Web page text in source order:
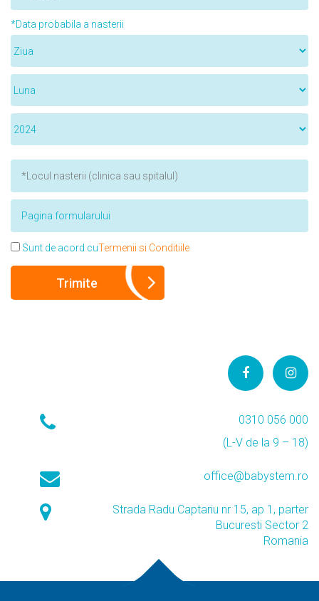
*Data probabila a nasterii
Sunt de acord cuTermenii si Conditiile
0310 056 000
(L-V de la 9 – 18)
office@babystem.ro
Strada Radu Captariu nr 15, ap 1, parter
Bucuresti Sector 2
Romania